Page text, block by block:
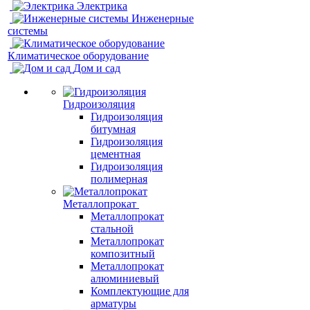
Электрика
Инженерные
системы
Климатическое оборудование
Дом и сад
Гидроизоляция
Гидроизоляция
битумная
Гидроизоляция
цементная
Гидроизоляция
полимерная
Металлопрокат
Металлопрокат
стальной
Металлопрокат
композитный
Металлопрокат
алюминиевый
Комплектующие для
арматуры